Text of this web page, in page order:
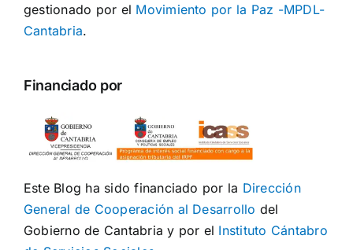
gestionado por el Movimiento por la Paz -MPDL-
Cantabria.
Financiado por
Este Blog ha sido financiado por la Dirección
General de Cooperación al Desarrollo del
Gobierno de Cantabria y por el Instituto Cántabro